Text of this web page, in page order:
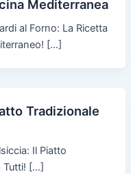
Mediterranea
al Forno: La Ricetta
[…]
Tradizionale
Il Piatto
Tutti! […]